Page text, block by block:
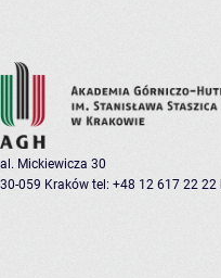
al. Mickiewicza 30
30-059 Kraków tel: +48 12 617 22 22